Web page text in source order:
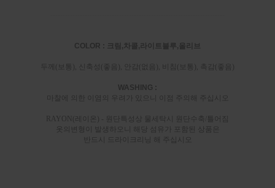
COLOR : 크림,차콜,라이트블루,올리브
두께(보통), 신축성(좋음), 안감(없음), 비침(보통), 촉감(좋음)
WASHING :
마찰에 의한 이염의 우려가 있으니 이점 주의해 주십시오
RAYON(레이온) - 원단특성상 물세탁시 원단수축/틀어짐
옷의변형이 발생하오니 해당 섬유가 포함된 상품은
반드시 드라이크리닝 해 주십시오